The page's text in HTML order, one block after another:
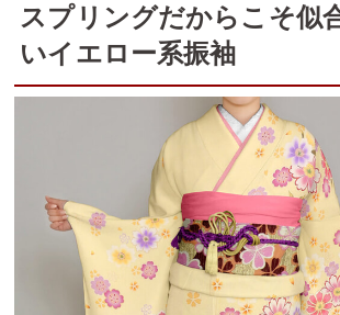
スプリングだからこそ似
いイエロー系振袖